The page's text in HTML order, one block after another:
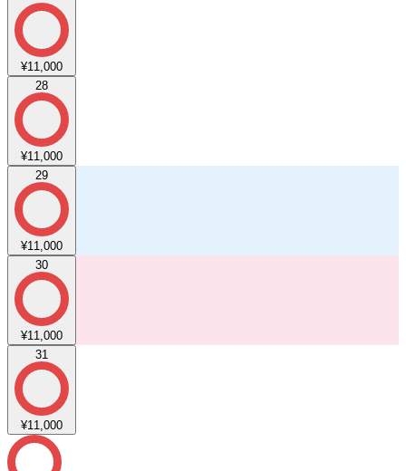
¥11,000
28
¥11,000
29
¥11,000
30
¥11,000
31
¥11,000